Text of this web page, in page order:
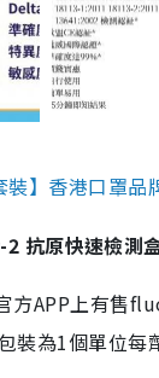
裝】香港口罩
抗原快速檢測
方APP上有售
裝為1個單位每